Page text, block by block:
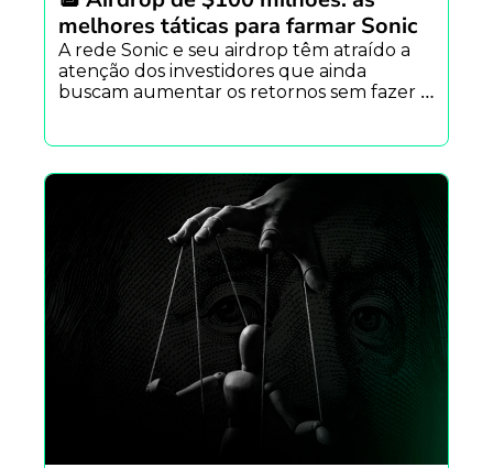
melhores táticas para farmar Sonic
A rede Sonic e seu airdrop têm atraído a
atenção dos investidores que ainda
buscam aumentar os retornos sem fazer